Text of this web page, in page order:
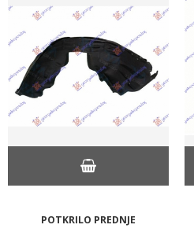
POTKRILO PREDNJE